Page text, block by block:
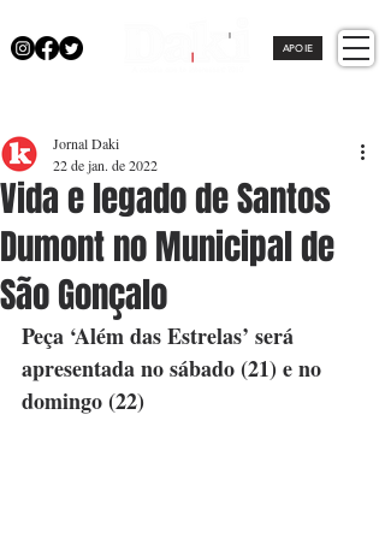
APOIE
Vida e legado de Santos
Dumont no Municipal de
São Gonçalo
Jornal Daki
22 de jan. de 2022
Peça ‘Além das Estrelas’ será
apresentada no sábado (21) e no
domingo (22)